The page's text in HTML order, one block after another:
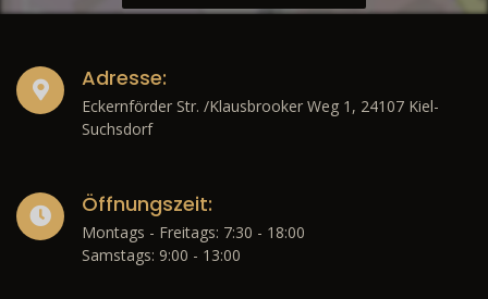
Adresse:
Eckernförder Str. /Klausbrooker Weg 1, 24107 Kiel-
Suchsdorf
Öffnungszeit:
Montags - Freitags: 7:30 - 18:00
Samstags: 9:00 - 13:00